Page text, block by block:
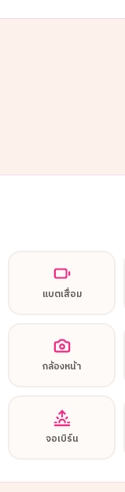
แบตเสื่อม
กล้องหน้า
จอเบิร์น